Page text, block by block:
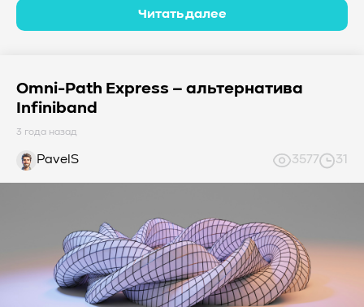
Читать далее
Omni-Path Express – альтернатива
Infiniband
3 года назад
PavelS 3577 31